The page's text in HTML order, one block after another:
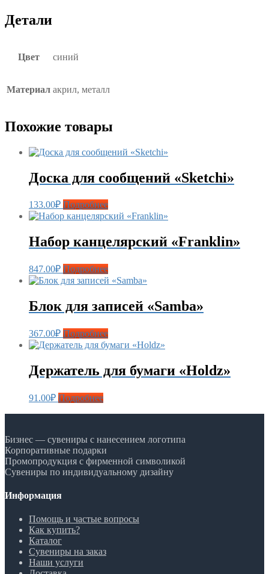
Детали
Цвет синий
Материал акрил, металл
Похожие товары
Доска для сообщений «Sketchi»
133.00₽ Подробнее
Набор канцелярский «Franklin»
847.00₽ Подробнее
Блок для записей «Samba»
367.00₽ Подробнее
Держатель для бумаги «Holdz»
91.00₽ Подробнее
Бизнес — сувениры с нанесением логотипа
Корпоративные подарки
Промопродукция с фирменной символикой
Сувениры по индивидуальному дизайну
Информация
Помощь и частые вопросы
Как купить?
Каталог
Сувениры на заказ
Наши услуги